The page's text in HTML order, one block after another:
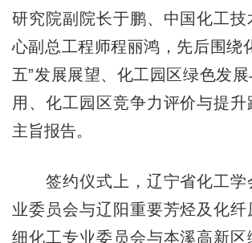
研究院副院长于鹏、中国化工技
心副总工程师程丽鸿，先后围绕
五”发展展望、化工园区绿色发
用、化工园区竞争力评价与提
主旨报告。
签约仪式上，辽宁省化工学
业委员会与辽阳重要芳烃及化
细化工专业委员会与本溪高新